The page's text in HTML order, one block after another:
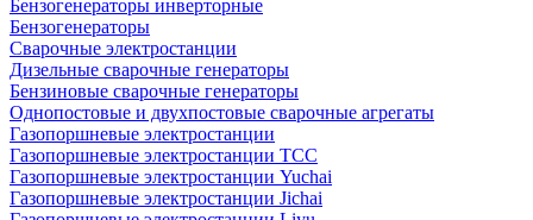
Бензогенераторы инверторные
Бензогенераторы
Сварочные электростанции
Дизельные сварочные генераторы
Бензиновые сварочные генераторы
Однопостовые и двухпостовые сварочные агрегаты
Газопоршневые электростанции
Газопоршневые электростанции ТСС
Газопоршневые электростанции Yuchai
Газопоршневые электростанции Jichai